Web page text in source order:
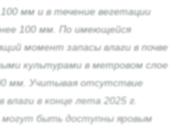
мм и в течение вегетации
100 мм. По имеющейся
момент запасы влаги в почве
культурами в метровом слое
мм. Учитывая отсутствие
влаги в конце лета 2025 г.
могут быть доступны яровым